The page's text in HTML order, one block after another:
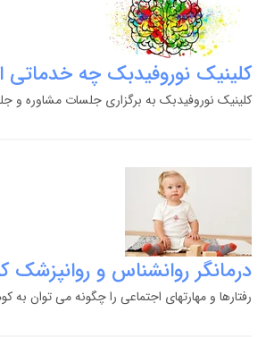
کلینیک نوروفیدبک چه خدماتی
کلینیک نوروفیدبک به برگزاری جلسات مشاوره
درمانگر روانشناس و روانپزشک
رفتارها و مهارتهای اجتماعی را چگونه می توان به